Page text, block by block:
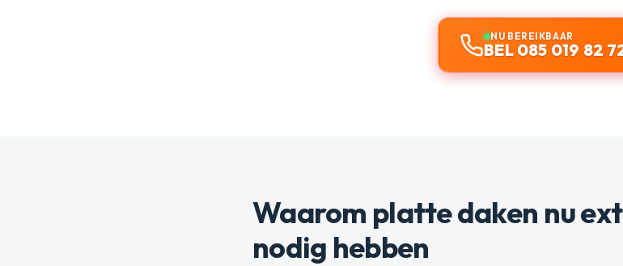
NU BEREIKBAAR
BEL 085 019 82
Waarom platte daken nu
nodig hebben